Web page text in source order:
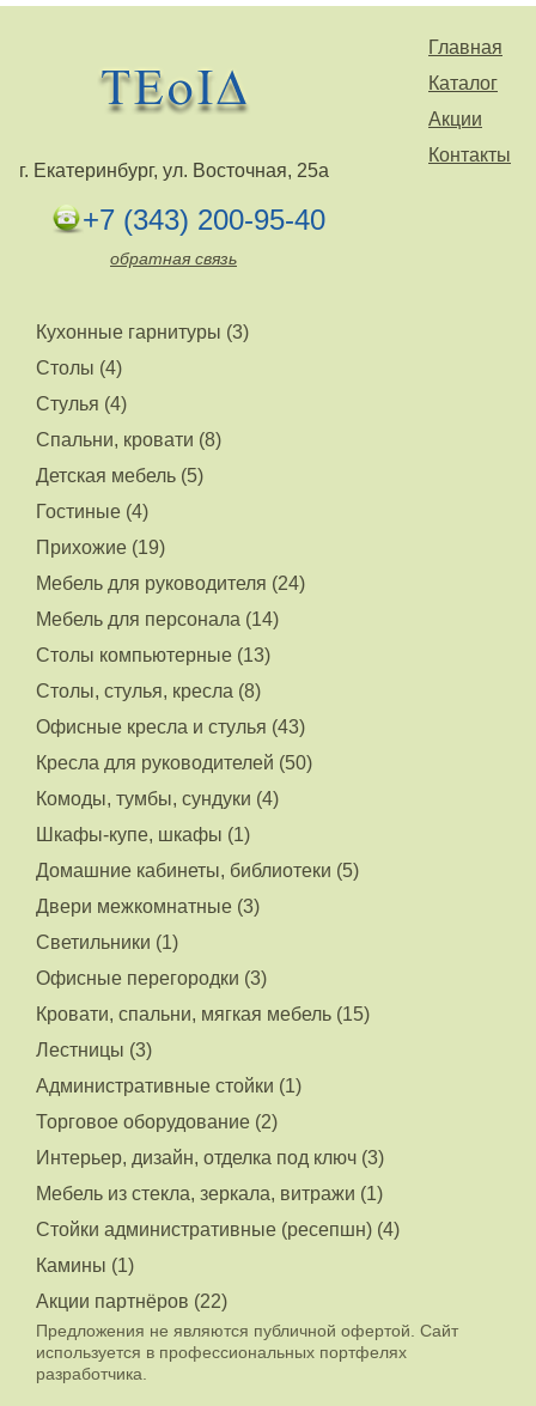
Главная
Каталог
Акции
Контакты
г. Екатеринбург, ул. Восточная, 25а
+7 (343) 200-95-40
обратная связь
Кухонные гарнитуры (3)
Столы (4)
Стулья (4)
Спальни, кровати (8)
Детская мебель (5)
Гостиные (4)
Прихожие (19)
Мебель для руководителя (24)
Мебель для персонала (14)
Столы компьютерные (13)
Столы, стулья, кресла (8)
Офисные кресла и стулья (43)
Кресла для руководителей (50)
Комоды, тумбы, сундуки (4)
Шкафы-купе, шкафы (1)
Домашние кабинеты, библиотеки (5)
Двери межкомнатные (3)
Светильники (1)
Офисные перегородки (3)
Кровати, спальни, мягкая мебель (15)
Лестницы (3)
Административные стойки (1)
Торговое оборудование (2)
Интерьер, дизайн, отделка под ключ (3)
Мебель из стекла, зеркала, витражи (1)
Стойки административные (ресепшн) (4)
Камины (1)
Акции партнёров (22)
Предложения не являются публичной офертой. Сайт
используется в профессиональных портфелях
разработчика.